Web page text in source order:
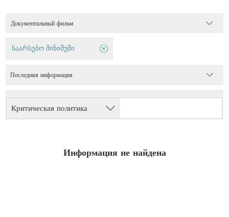
Документальный фильм
Критическая политика
საარსებო მინიმუმი
Последняя информация
Информация не найдена